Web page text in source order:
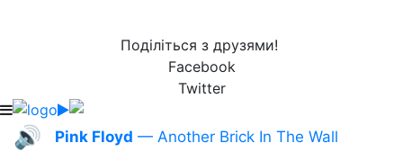
Поділіться з друзями!
Facebook
Twitter
🔊 Pink Floyd — Another Brick In The Wall